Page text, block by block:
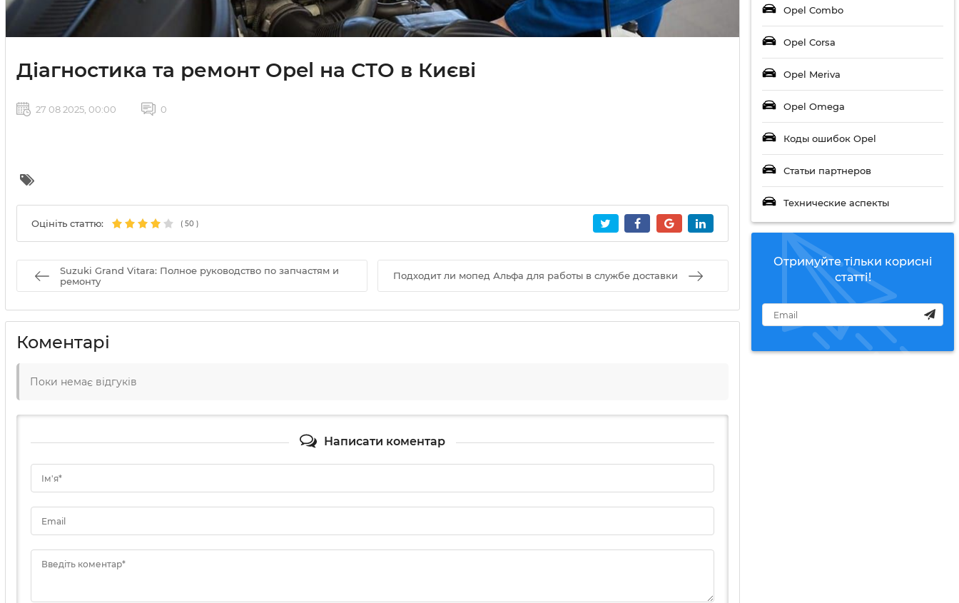
Opel Combo
Opel Corsa
Opel Meriva
Opel Omega
Коды ошибок Opel
Статьи партнеров
Технические аспекты
Отримуйте тільки корисні
статті!
Діагностика та ремонт Opel на СТО в Києві
27 08 2025, 00:00 0
Оцініть статтю: ( 50 )
Suzuki Grand Vitara: Полное руководство по запчастям и
ремонту
Подходит ли мопед Альфа для работы в службе доставки
Коментарі
Поки немає відгуків
Написати коментар
Ім'я*
Email
Введіть коментар*